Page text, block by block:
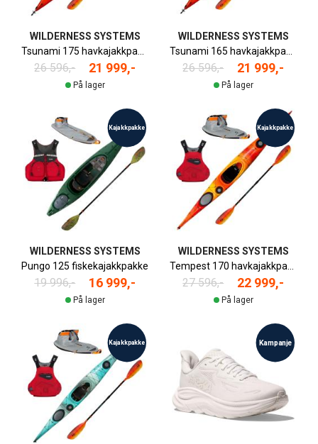
WILDERNESS SYSTEMS
26 596,- 21 999,-
På lager
WILDERNESS SYSTEMS
26 596,- 21 999,-
På lager
Kajakkpakke
WILDERNESS SYSTEMS
Pungo 125 fiskekajakkpakke
19 996,- 16 999,-
På lager
Kajakkpakke
WILDERNESS SYSTEMS
27 596,- 22 999,-
På lager
Kajakkpakke Kampanje